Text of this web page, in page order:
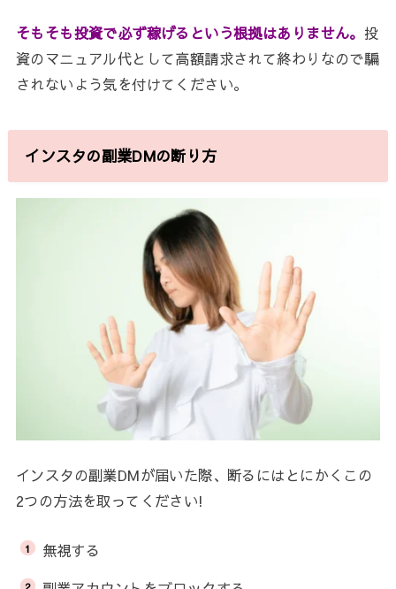
そもそも投資で必ず稼げるという根拠はありません。 投
資のマニュアル代として高額請求されて終わりなので騙
されないよう気を付けてください。
インスタの副業DMの断り方
インスタの副業DMが届いた際、断るにはとにかくこの
2つの方法を取ってください!
無視する